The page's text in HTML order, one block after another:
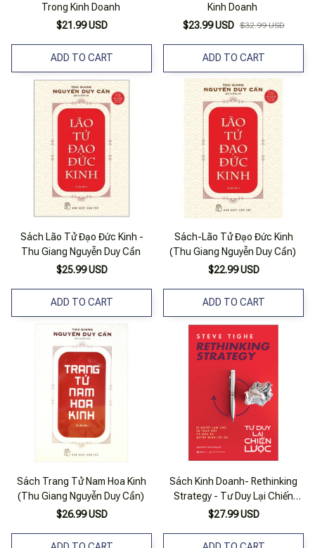
Trong Kinh Doanh
$21.99 USD
ADD TO CART
Kinh Doanh
$23.99 USD $32.99 USD
ADD TO CART
Sách Lão Tử Đạo Đức Kinh -
Thu Giang Nguyễn Duy Cần
$25.99 USD
ADD TO CART
Sách-Lão Tử Đạo Đức Kinh
(Thu Giang Nguyễn Duy Cần)
$22.99 USD
ADD TO CART
Sách Trang Tử Nam Hoa Kinh
(Thu Giang Nguyễn Duy Cần)
$26.99 USD
Sách Kinh Doanh- Rethinking
Strategy - Tư Duy Lại Chiến
Lược
$27.99 USD